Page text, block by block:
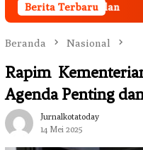
Berita Terbaru
Mulai Berjalan
Beranda Nasional
Rapim
Agenda Penting
Jurnalkotatoday
14 Mei 2025